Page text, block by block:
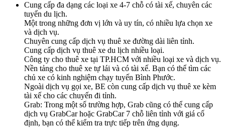
Cung cấp đa dạng các loại xe 4-7 chỗ có tài xế, chuyên các
tuyến du lịch.
Một trong những đơn vị lớn và uy tín, có nhiều lựa chọn xe
và dịch vụ.
Chuyên cung cấp dịch vụ thuê xe đường dài liên tỉnh.
Cung cấp dịch vụ thuê xe du lịch nhiều loại.
Công ty cho thuê xe tại TP.HCM với nhiều loại xe và dịch vụ.
Nền tảng cho thuê xe tự lái và có tài xế. Bạn có thể tìm các
chủ xe có kinh nghiệm chạy tuyến Bình Phước.
Ngoài dịch vụ gọi xe, BE còn cung cấp dịch vụ thuê xe kèm
tài xế cho các chuyến đi tỉnh.
Grab: Trong một số trường hợp, Grab cũng có thể cung cấp
dịch vụ GrabCar hoặc GrabCar 7 chỗ liên tỉnh với giá cố
định, bạn có thể kiểm tra trực tiếp trên ứng dụng.